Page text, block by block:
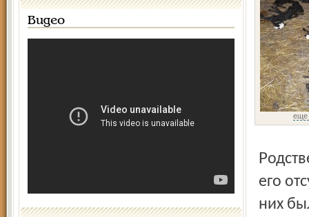
Видео
еще
Родственник Омара Адам Галимов рассказал: на днях в
его
них